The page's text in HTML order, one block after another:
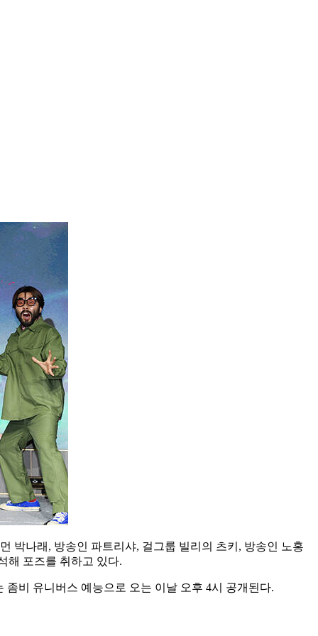
박나래, 방송인 파트리샤, 걸그룹 빌리의 츠키, 방송인 노홍
해 포즈를 취하고 있다.
비 유니버스 예능으로 오는 이날 오후 4시 공개된다.